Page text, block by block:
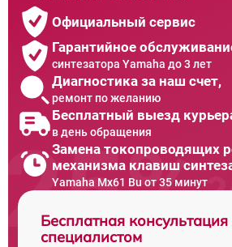
Официальный сервис
Гарантийное
синтезатора Yamaha до 3 лет
Диагностика за наш счет,
ремонт по желанию
Бесплатный выезд
в день обращения
Замена токопроводящих
механизма клавиш
Yamaha Mx61 Bu от 35 минут
Бесплатная консультация
специалистом